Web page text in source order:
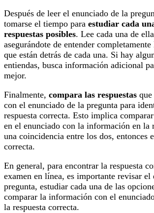
Después de leer el enunciado de la
tomarse el tiempo para estudiar cada
respuestas posibles. Lee cada una de
asegurándote de entender
que están detrás de cada una. Si hay
entiendas, busca información adicional
mejor.
Finalmente, compara las respuestas que
con el enunciado de la pregunta para
respuesta correcta. Esto implica
en el enunciado con la información en la
una coincidencia entre los dos, entonces
correcta.
En general, para encontrar la respuesta
examen en línea, es importante revisar el
pregunta, estudiar cada una de las
comparar la información con el
la respuesta correcta.